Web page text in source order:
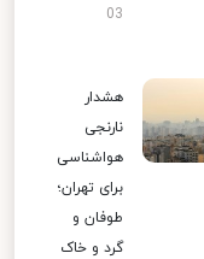
03
هشدار
نارنجی
هواشناسی
برای تهران؛
طوفان و
گرد و خاک